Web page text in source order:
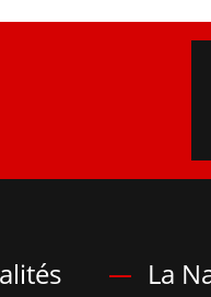
La